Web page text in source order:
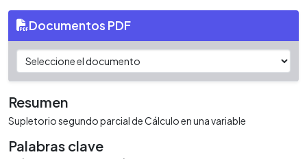
Documentos PDF
Resumen
Supletorio segundo parcial de Cálculo en una variable
Palabras clave